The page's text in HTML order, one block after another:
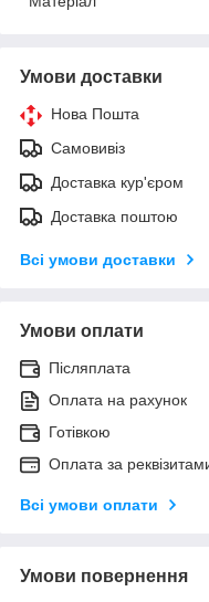
Умови доставки
Нова Пошта
Самовивіз
Доставка кур'єром
Доставка поштою
Всі умови доставки
Умови оплати
Післяплата
Оплата на рахунок
Готівкою
Оплата за
Всі умови оплати
Умови повернення